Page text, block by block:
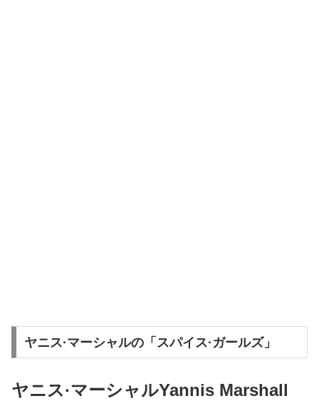
ヤニス·マーシャルの「スパイス·ガールズ」
ヤニス·マーシャルYannis Marshall